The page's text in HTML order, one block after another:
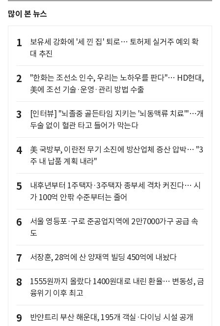
많이 본 뉴스
1
보유세 강화에 '세 낀 집' 퇴로… 토허제 실거주 예외 확
대 추진
2
"한화는 조선소 인수, 우리는 노하우를 판다"… HD현대,
美에 조선 기술·운영·관리 방법 수출
3
[인터뷰] "뇌졸중 골든타임 지키는 '뇌동맥류 치료'"…개
두술 없이 혈관 타고 들어가 막는다
4
美 국방부, 이란전 무기 소진에 방산업체 증산 압박… "3
주 내 납품 계획 내라"
5
내후년부터 1주택자·3주택자 종부세 격차 커진다… 시
가 100억 안팎 수준부터는 줄어
6
서울 영등포·구로 준공업지역에 2만7000가구 공급 속
도
7 서장훈, 28억에 산 양재역 빌딩 450억에 내놨다
8
1555원까지 올랐다 1400원대로 내린 환율… 변동성, 금
융위기 이후 최고
9 반얀트리 부산 해운대, 195개 객실·다이닝 시설 공개